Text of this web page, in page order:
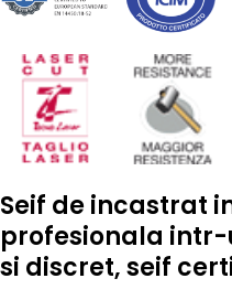
Seif de incastrat
profesionala
si discret, seif